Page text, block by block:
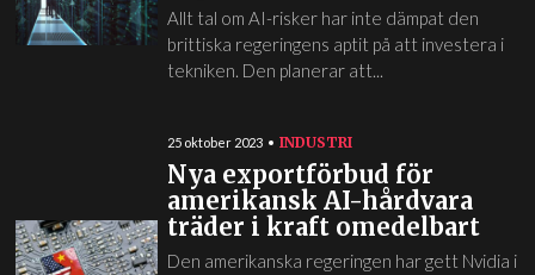
Allt tal om AI-risker har inte dämpat den
brittiska regeringens aptit på att investera i
tekniken. Den planerar att...
25 oktober 2023 INDUSTRI
Nya exportförbud för
amerikansk AI-hårdvara
träder i kraft omedelbart
Den amerikanska regeringen har gett Nvidia i